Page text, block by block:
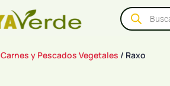
Carnes y Pescados Vegetales / Raxo